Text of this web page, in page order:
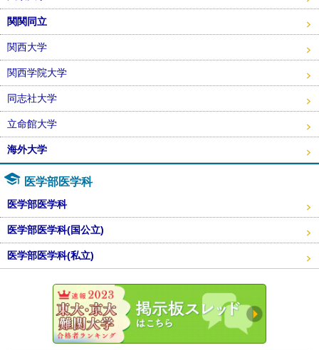
関関同立
関西大学
関西学院大学
同志社大学
立命館大学
海外大学
医学部医学科
医学部医学科
医学部医学科(国公立)
医学部医学科(私立)